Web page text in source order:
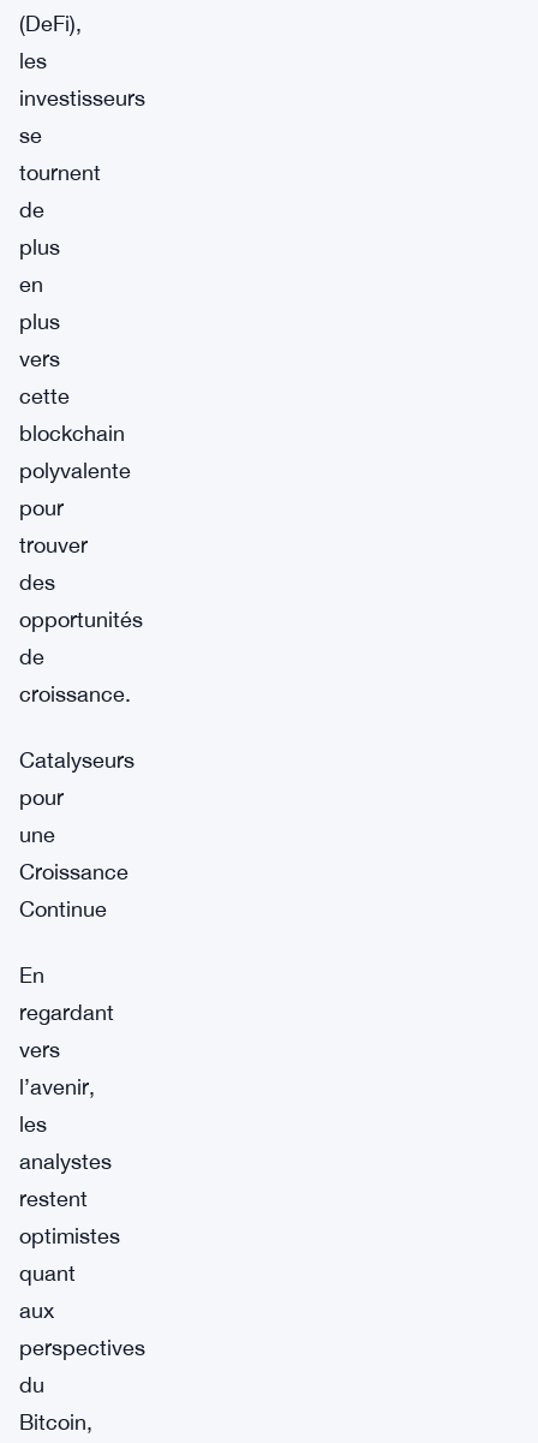
(DeFi),
les
investisseurs
se
tournent
de
plus
en
plus
vers
cette
blockchain
polyvalente
pour
trouver
des
opportunités
de
croissance.
Catalyseurs
pour
une
Croissance
Continue
En
regardant
vers
l’avenir,
les
analystes
restent
optimistes
quant
aux
perspectives
du
Bitcoin,